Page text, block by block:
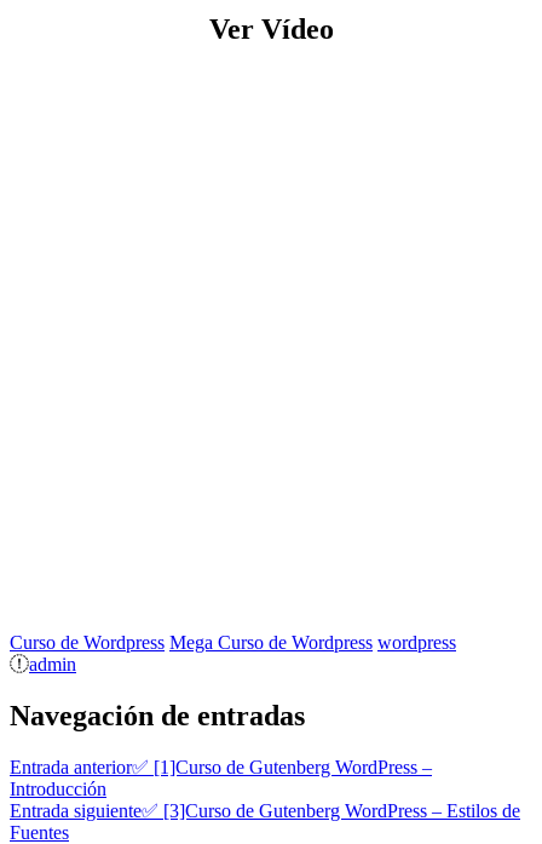
Ver Vídeo
Curso de Wordpress Mega Curso de Wordpress wordpress
admin
Navegación de entradas
Entrada anterior✅ [1]Curso de Gutenberg WordPress –
Introducción
Entrada siguiente✅ [3]Curso de Gutenberg WordPress – Estilos de
Fuentes